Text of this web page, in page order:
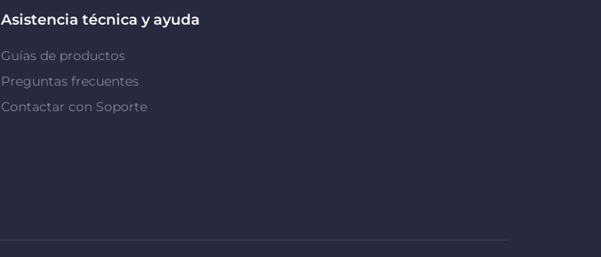
Asistencia técnica y ayuda
Guías de productos
Preguntas frecuentes
Contactar con Soporte